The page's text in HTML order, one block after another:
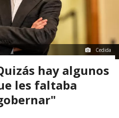
Cedida
hay algunos
les faltaba